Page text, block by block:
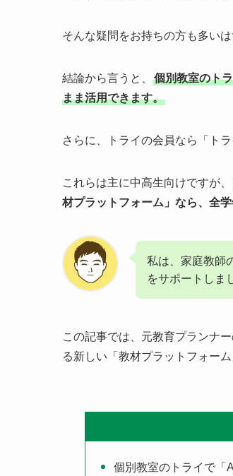
そんな疑問をお持ちの方も多いは
結論から言うと、
個別教室のト
まま活用できます。
さらに、トライの会員なら「ト
これらは主に中高生向けですが
材プラットフォーム」なら、全
私は、家庭教師
をサポートしま
この記事では、元教育プランナ
る新しい「教材プラットフォー
個別教室のトライで「